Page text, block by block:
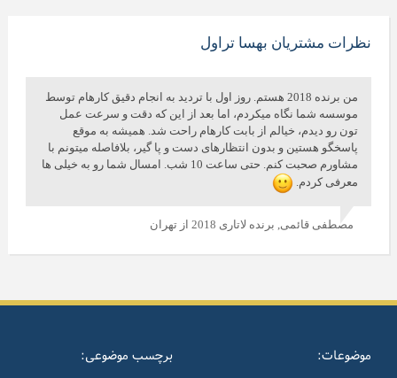
نظرات مشتریان بهسا تراول
من برنده 2018 هستم. روز اول با تردید به انجام دقیق کارهام توسط
موسسه شما نگاه میکردم، اما بعد از این که دقت و سرعت عمل
تون رو دیدم، خیالم از بابت کارهام راحت شد. همیشه به موقع
پاسخگو هستین و بدون انتظارهای دست و پا گیر، بلافاصله میتونم با
مشاورم صحبت کنم. حتی ساعت 10 شب. امسال شما رو به خیلی ها
معرفی کردم.
مصطفی قائمی, برنده لاتاری 2018 از تهران
برچسب موضوعی: موضوعات: